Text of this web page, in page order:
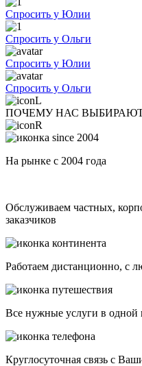
Спросить у Юлии
Спросить у Ольги
Спросить у Юлии
Спросить у Ольги
ПОЧЕМУ НАС
На рынке с 2004 года
Обслуживаем частных,
заказчиков
Работаем дистанционно, с
Все нужные услуги в одной
Круглосуточная связь с